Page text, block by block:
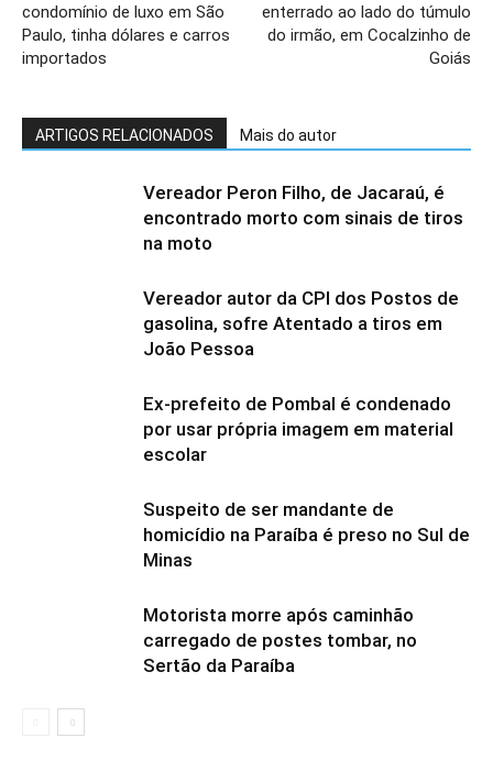
condomínio de luxo em São
Paulo, tinha dólares e carros
importados
enterrado ao lado do túmulo
do irmão, em Cocalzinho de
Goiás
ARTIGOS RELACIONADOS Mais do autor
Vereador Peron Filho, de Jacaraú, é
encontrado morto com sinais de tiros
na moto
Vereador autor da CPI dos Postos de
gasolina, sofre Atentado a tiros em
João Pessoa
Ex-prefeito de Pombal é condenado
por usar própria imagem em material
escolar
Suspeito de ser mandante de
homicídio na Paraíba é preso no Sul de
Minas
Motorista morre após caminhão
carregado de postes tombar, no
Sertão da Paraíba